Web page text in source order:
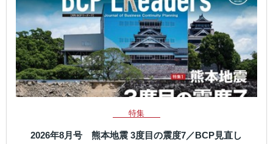
特集
2026年8月号 熊本地震 3度目の震度7／BCP見直し